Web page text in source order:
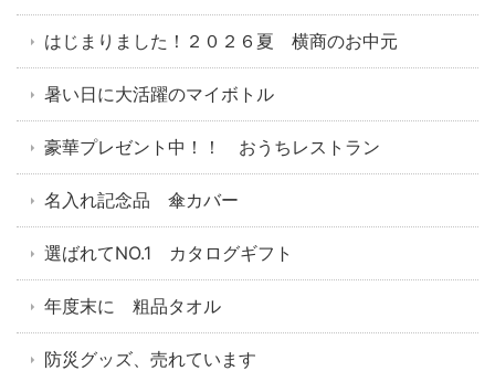
はじまりました！２０２６夏 横商のお中元
暑い日に大活躍のマイボトル
豪華プレゼント中！！ おうちレストラン
名入れ記念品 傘カバー
選ばれてNO.1 カタログギフト
年度末に 粗品タオル
防災グッズ、売れています